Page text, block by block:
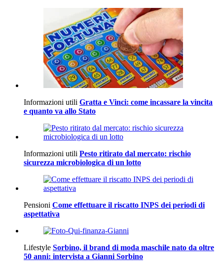
Informazioni utili Gratta e Vinci: come incassare la vincita
e quanto va allo Stato
Informazioni utili Pesto ritirato dal mercato: rischio
sicurezza microbiologica di un lotto
Pensioni Come effettuare il riscatto INPS dei periodi di
aspettativa
Lifestyle Sorbino, il brand di moda maschile nato da oltre
50 anni: intervista a Gianni Sorbino